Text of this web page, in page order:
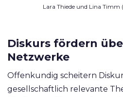
Lara Thiede und Lina Timm
Diskurs fördern
Netzwerke
Offenkundig scheitern
gesellschaftlich relevante